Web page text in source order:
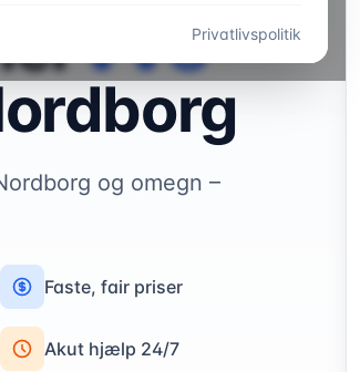
VVS-
og omegn –
Faste, fair priser
Akut hjælp 24/7
Privatlivspolitik